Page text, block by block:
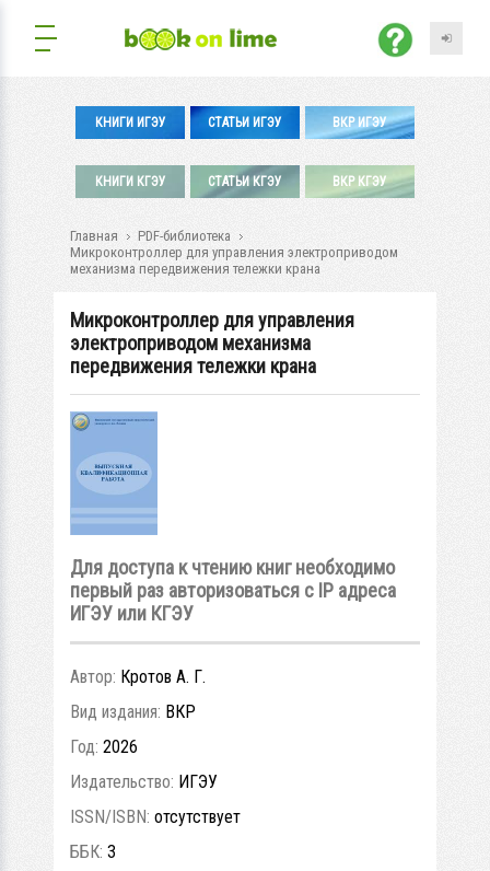
КНИГИ ИГЭУ СТАТЬИ ИГЭУ ВКР ИГЭУ
КНИГИ КГЭУ СТАТЬИ КГЭУ ВКР КГЭУ
Главная
PDF-библиотека
Микроконтроллер для управления электроприводом
механизма передвижения тележки крана
Микроконтроллер для управления
электроприводом механизма
передвижения тележки крана
Для доступа к чтению книг необходимо
первый раз авторизоваться с IP адреса
ИГЭУ или КГЭУ
Автор: Кротов А. Г.
Вид издания: ВКР
Год: 2026
Издательство: ИГЭУ
ISSN/ISBN: отсутствует
ББК: 3